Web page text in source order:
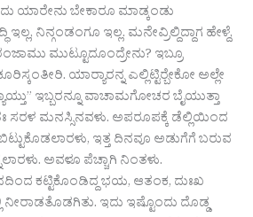
ಯಾರೇನು ಬೇಕಾರೂ ಮಾಡ್ಕಂಡು
ನಿನ್ಗಂಡಂಗೂ ಇಲ್ಲ. ಮನೇವ್ರಿಲ್ದಿದ್ದಾಗ ಹೇಳ್ದೆ,
ಮುಟ್ಟೂದೂಂದ್ರೇನು? ಇಬ್ರೂ
ಯಾರ‍್ಯಾರನ್ನ ಎಲ್ಲಿಟ್ಟಿರ‍್ಬೇಕೋ ಅಲ್ಲೇ
ಇಬ್ಬರನ್ನೂ ವಾಚಾಮಗೋಚರ ಬೈಯುತ್ತಾ
ಸರಳ ಮನಸ್ಸಿನವಳು. ಅಪರೂಪಕ್ಕೆ ಡೆಲ್ಲಿಯಿಂದ
ಇತ್ತ ದಿನವೂ ಅಡುಗೆಗೆ ಬರುವ
ಅವಳೂ ಪೆಚ್ಚಾಗಿ ನಿಂತಳು.
ಕಟ್ಟಿಕೊಂಡಿದ್ದ ಭಯ, ಆತಂಕ, ದುಃಖ
ನೀರಾಡತೊಡಗಿತು. ಇದು ಇಷ್ಟೊಂದು ದೊಡ್ಡ